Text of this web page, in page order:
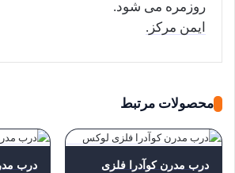
روزمره می شود.
ایمن مرکز.
محصولات مرتبط
درب مدرن کوآدرا فلزی
درب